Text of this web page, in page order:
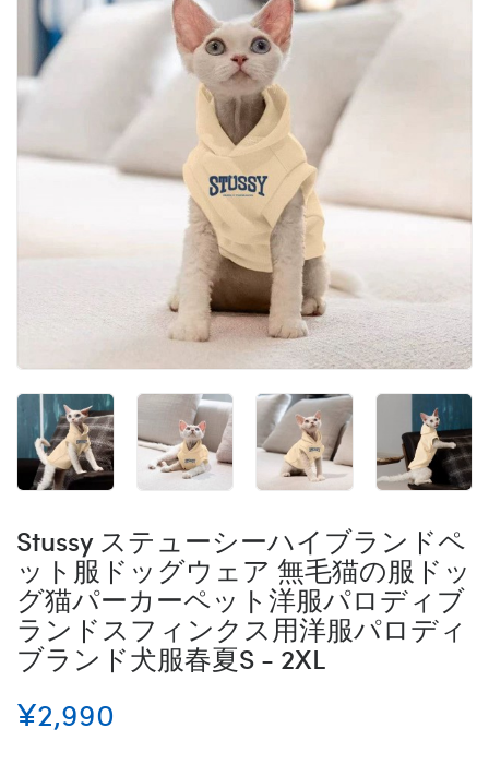
Stussy ステューシーハイブランドペ
ット服ドッグウェア 無毛猫の服ドッ
グ猫パーカーペット洋服パロディブ
ランドスフィンクス用洋服パロディ
ブランド犬服春夏S - 2XL
¥2,990